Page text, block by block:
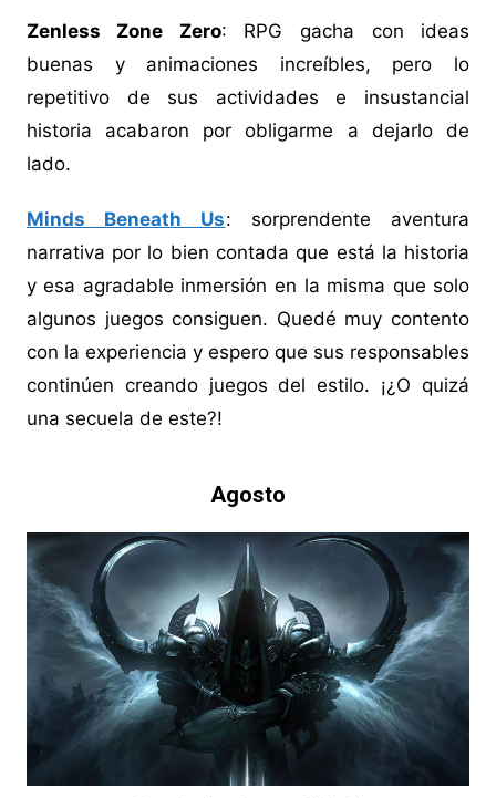
Zenless Zone Zero: RPG gacha con ideas
buenas y animaciones increíbles, pero lo
repetitivo de sus actividades e insustancial
historia acabaron por obligarme a dejarlo de
lado.
Minds Beneath Us: sorprendente aventura
narrativa por lo bien contada que está la historia
y esa agradable inmersión en la misma que solo
algunos juegos consiguen. Quedé muy contento
con la experiencia y espero que sus responsables
continúen creando juegos del estilo. ¡¿O quizá
una secuela de este?!
Agosto